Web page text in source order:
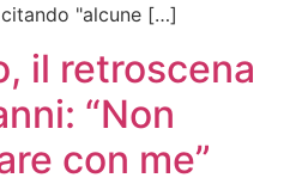
"alcune […]
il retroscena
“Non
con me”